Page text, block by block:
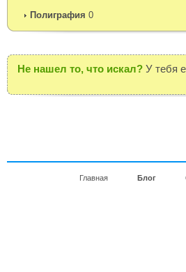
Полиграфия 0
Не нашел то, что искал? У тебя
Главная Блог